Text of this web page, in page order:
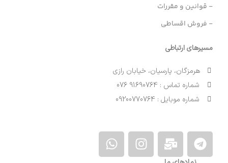
- قوانین و مقررات
- فروش اقساطی
مسیرهای ارتباطی
هرمزگان، پارسیان، خیابان رازی
شماره تماس : 91690764 076
شماره موبایل : 09200770764